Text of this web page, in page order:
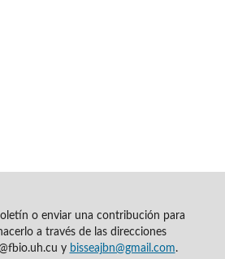
o enviar una contribución para
a través de las direcciones
y bisseajbn@gmail.com.